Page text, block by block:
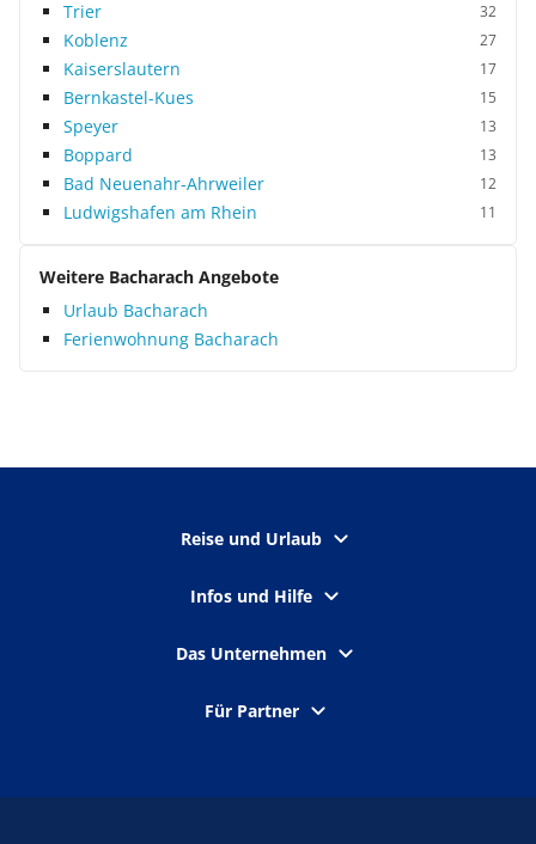
Trier 32
Koblenz 27
Kaiserslautern 17
Bernkastel-Kues 15
Speyer 13
Boppard 13
Bad Neuenahr-Ahrweiler 12
Ludwigshafen am Rhein 11
Weitere Bacharach Angebote
Urlaub Bacharach
Ferienwohnung Bacharach
Reise und Urlaub
Infos und Hilfe
Das Unternehmen
Für Partner